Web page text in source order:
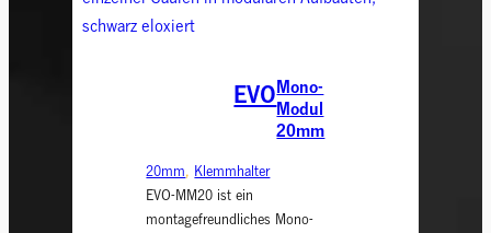
EVOMono-
Modul
20mm
20mm, Klemmhalter
EVO-MM20 ist ein
montagefreundliches Mono-